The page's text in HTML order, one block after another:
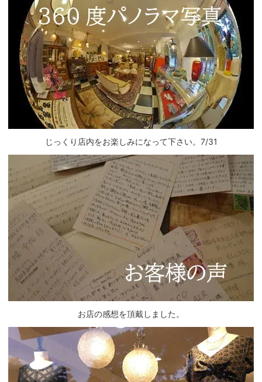
じっくり店内をお楽しみになって下さい。7/31
お店の感想を頂戴しました。